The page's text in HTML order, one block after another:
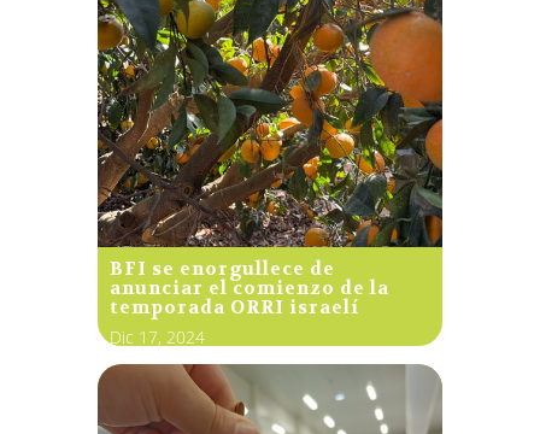
BFI se enorgullece de
anunciar el comienzo de la
temporada ORRI israelí
Dic 17, 2024